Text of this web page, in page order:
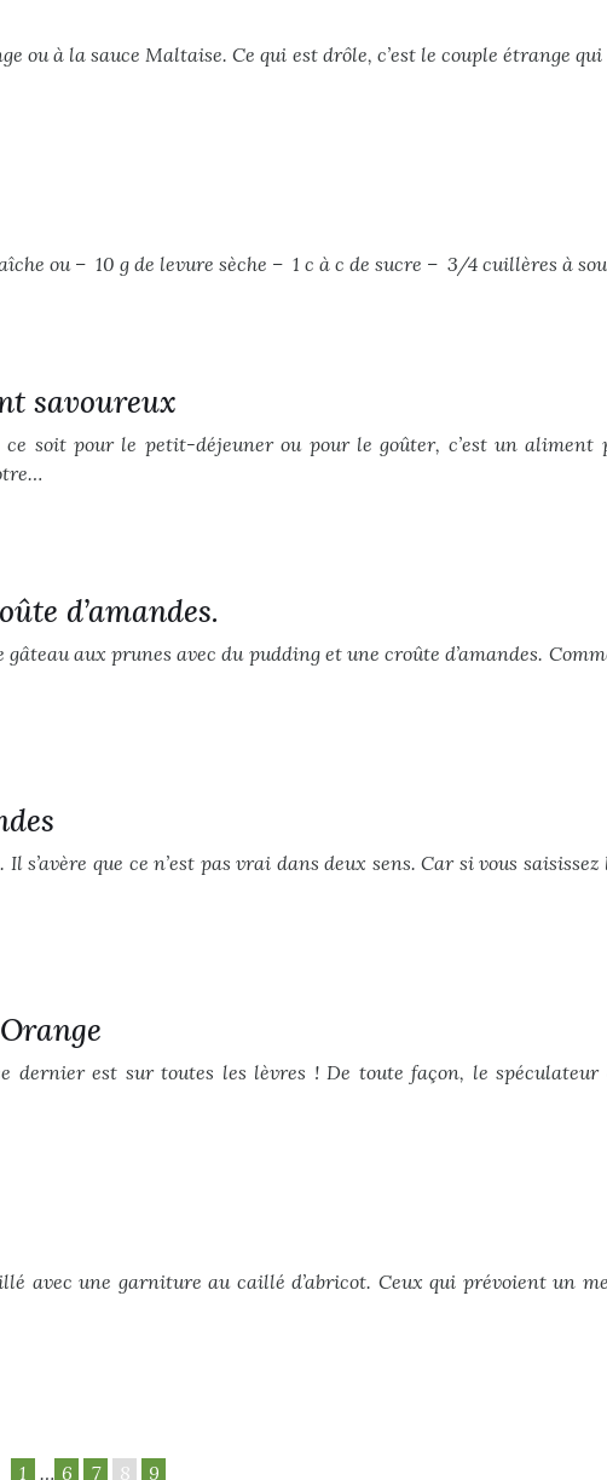
ou à la sauce Maltaise. Ce qui est drôle, c’est le couple étrange
ou – 10 g de levure sèche – 1 c à c de sucre – 3/4 cuillères à
savoureux
soit pour le petit-déjeuner ou pour le goûter, c’est un
d’amandes.
aux prunes avec du pudding et une croûte d’amandes.
que ce n’est pas vrai dans deux sens. Car si vous
dernier est sur toutes les lèvres ! De toute façon, le
avec une garniture au caillé d’abricot. Ceux qui prévoient un
1 … 6 7 8 9